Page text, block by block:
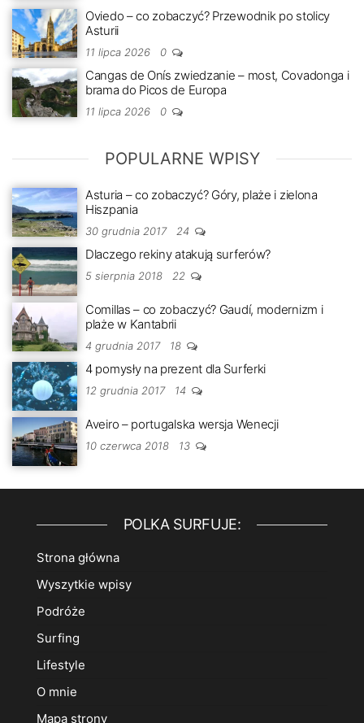
Oviedo – co zobaczyć? Przewodnik po stolicy
Asturii
11 lipca 2026 0
Cangas de Onís zwiedzanie – most, Covadonga i
brama do Picos de Europa
11 lipca 2026 0
POPULARNE WPISY
Asturia – co zobaczyć? Góry, plaże i zielona
Hiszpania
30 grudnia 2017 24
Dlaczego rekiny atakują surferów?
5 sierpnia 2018 22
Comillas – co zobaczyć? Gaudí, modernizm i
plaże w Kantabrii
4 grudnia 2017 18
4 pomysły na prezent dla Surferki
12 grudnia 2017 14
Aveiro – portugalska wersja Wenecji
10 czerwca 2018 13
POLKA SURFUJE:
Strona główna
Wyszytkie wpisy
Podróże
Surfing
Lifestyle
O mnie
Mapa strony